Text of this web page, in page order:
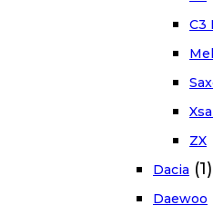
C3
ZX
Dacia (1)
Daewoo